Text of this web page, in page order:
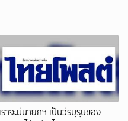
เราจะมีนายกฯ เป็นวีรบุรุษของ